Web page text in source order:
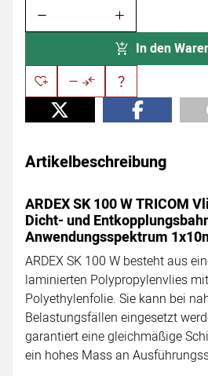
In den
Artikelbeschreibung
ARDEX SK 100 W TRICOM
Dicht- und
Anwendungsspektrum
ARDEX SK 100 W besteht aus
laminierten Polypropylenvlies
Polyethylenfolie. Sie kann bei
Belastungsfällen eingesetzt
garantiert eine gleichmäßige
ein hohes Mass an